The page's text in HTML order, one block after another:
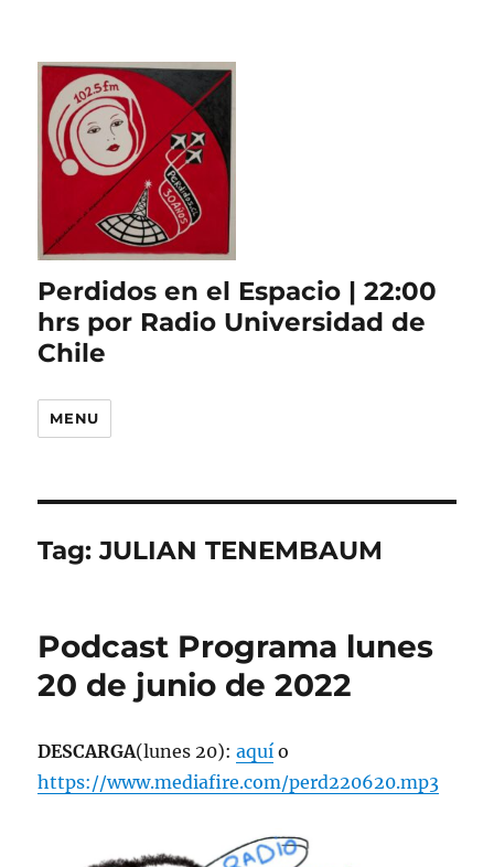
Perdidos en el Espacio | 22:00
hrs por Radio Universidad de
Chile
MENU
Tag:JULIAN TENEMBAUM
Podcast Programa lunes
20 de junio de 2022
DESCARGA(lunes 20):aquí o
https://www.mediafire.com/perd220620.mp3